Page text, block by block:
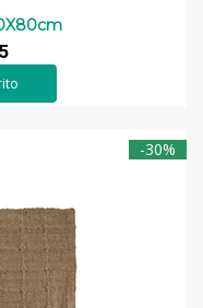
-30%